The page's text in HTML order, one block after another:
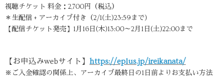
視聴チケット 料金：2,700円（税込）
＊生配信 + アーカイブ付き（2/1(土)23:59まで)
【配信チケット発売】1月16日(木)13:00～2月1日(土)22:00まで
【お申込みwebサイト】 https://eplus.jp/ireikanata/
※ご入金確認の関係上、アーカイブ最終日の1日前よりお支払い方法